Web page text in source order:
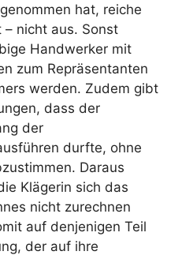
hat, reiche
nicht aus. Sonst
Handwerker mit
zum Repräsentanten
werden. Zudem gibt
dass der
der
durfte, ohne
Daraus
Klägerin sich das
nicht zurechnen
auf denjenigen Teil
der auf ihre